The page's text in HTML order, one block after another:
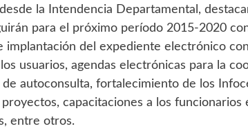
la Intendencia Departamental,
para el próximo período 2015-2020
implantación del expediente electrónico
usuarios, agendas electrónicas para la
autoconsulta, fortalecimiento de los
capacitaciones a los funcionarios
entre otros.